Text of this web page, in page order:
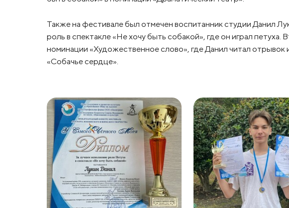
Также на фестивале был отмечен воспитанник студии Данил
роль в спектакле «Не хочу быть собакой», где он играл
номинации «Художественное слово», где Данил читал отрывок
«Собачье сердце».